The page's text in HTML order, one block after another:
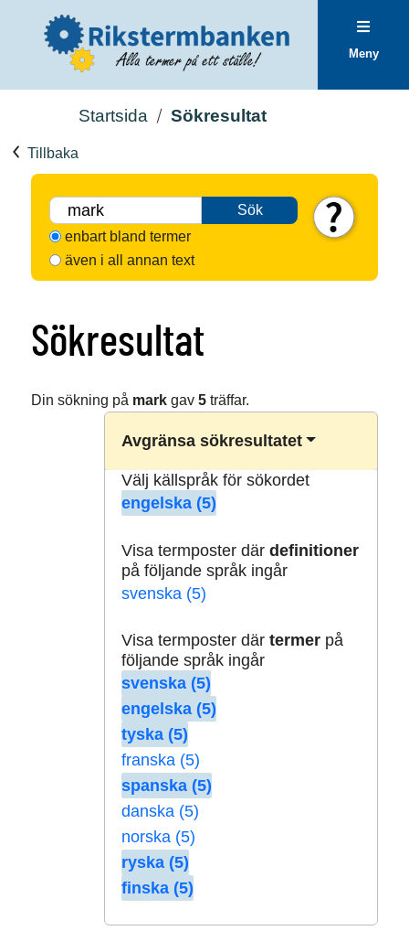
Meny
Startsida Sökresultat
Tillbaka
Sök
enbart bland termer
även i all annan text
Sökresultat
Din sökning på markgav 5träffar.
Avgränsa sökresultatet
Välj källspråk för sökordet
engelska (5)
Visa termposter där definitioner
på följande språk ingår
svenska (5)
Visa termposter där termerpå
följande språk ingår
svenska (5)
engelska (5)
tyska (5)
franska (5)
spanska (5)
danska (5)
norska (5)
ryska (5)
finska (5)